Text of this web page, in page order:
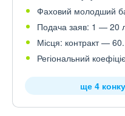
Фаховий молодший
Подача заяв: 1 — 20
Місця: контракт — 60.
Регіональний
ще 4